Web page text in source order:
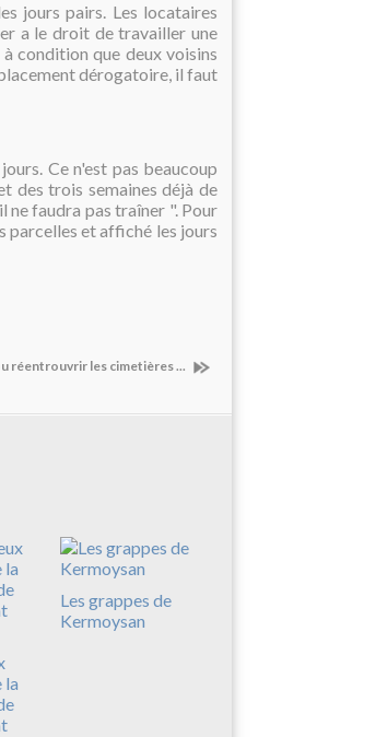
jours pairs. Les locataires
a le droit de travailler une
condition que deux voisins
dérogatoire, il faut
Ce n'est pas beaucoup
des trois semaines déjà de
ne faudra pas traîner ". Pour
parcelles et affiché les jours
réentrouvrir les cimetières ...
la
Les grappes de
Kermoysan